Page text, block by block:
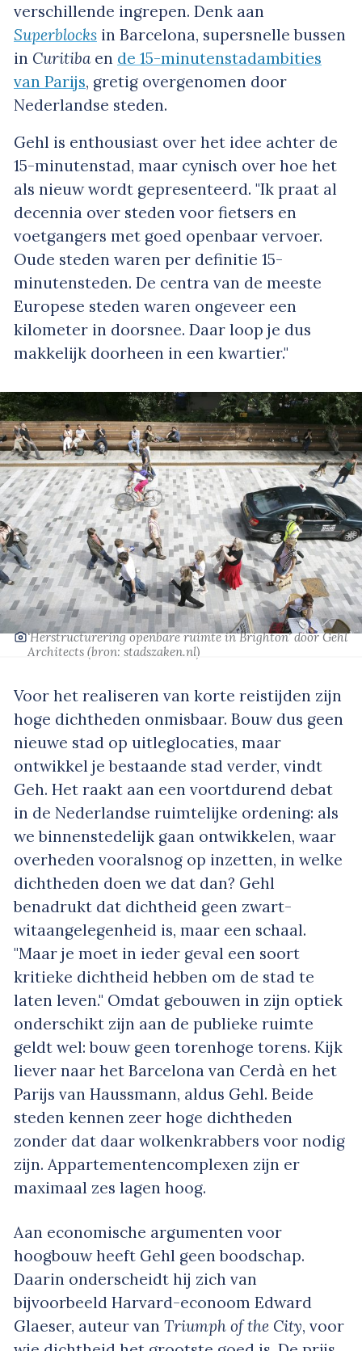
verschillende ingrepen. Denk aan
Superblocks in Barcelona, supersnelle bussen
in Curitibaen de 15-minutenstadambities
van Parijs, gretig overgenomen door
Nederlandse steden.
Gehl is enthousiast over het idee achter de
15-minutenstad, maar cynisch over hoe het
als nieuw wordt gepresenteerd. "Ik praat al
decennia over steden voor fietsers en
voetgangers met goed openbaar vervoer.
Oude steden waren per definitie 15-
minutensteden. De centra van de meeste
Europese steden waren ongeveer een
kilometer in doorsnee. Daar loop je dus
makkelijk doorheen in een kwartier."
‘Herstructurering openbare ruimte in Brighton’door Gehl
Architects (bron: stadszaken.nl)
Voor het realiseren van korte reistijden zijn
hoge dichtheden onmisbaar. Bouw dus geen
nieuwe stad op uitleglocaties, maar
ontwikkel je bestaande stad verder, vindt
Geh. Het raakt aan een voortdurend debat
in de Nederlandse ruimtelijke ordening: als
we binnenstedelijk gaan ontwikkelen, waar
overheden vooralsnog op inzetten, in welke
dichtheden doen we dat dan? Gehl
benadrukt dat dichtheid geen zwart-
witaangelegenheid is, maar een schaal.
"Maar je moet in ieder geval een soort
kritieke dichtheid hebben om de stad te
laten leven." Omdat gebouwen in zijn optiek
onderschikt zijn aan de publieke ruimte
geldt wel: bouw geen torenhoge torens. Kijk
liever naar het Barcelona van Cerdà en het
Parijs van Haussmann, aldus Gehl. Beide
steden kennen zeer hoge dichtheden
zonder dat daar wolkenkrabbers voor nodig
zijn. Appartementencomplexen zijn er
maximaal zes lagen hoog.
Aan economische argumenten voor
hoogbouw heeft Gehl geen boodschap.
Daarin onderscheidt hij zich van
bijvoorbeeld Harvard-econoom Edward
Glaeser, auteur van Triumph of the City, voor